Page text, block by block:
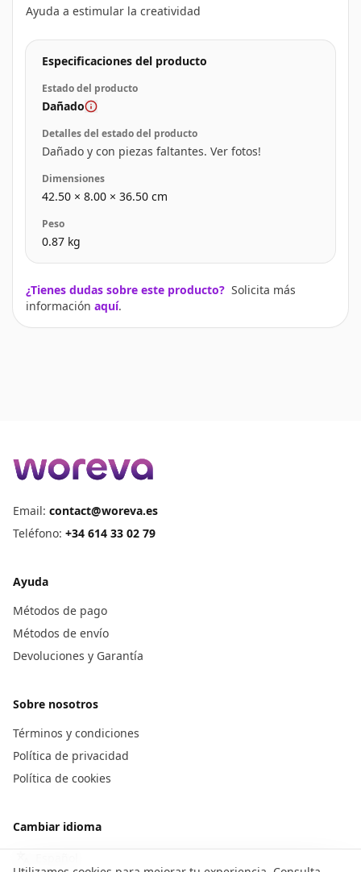
Ayuda a estimular la creatividad
Especificaciones del producto
Estado del producto
Dañado
Detalles del estado del producto
Dañado y con piezas faltantes. Ver fotos!
Dimensiones
42.50 × 8.00 × 36.50 cm
Peso
0.87 kg
¿Tienes dudas sobre este producto? Solicita más
información aquí.
Email: contact@woreva.es
Teléfono: +34 614 33 02 79
Ayuda
Métodos de pago
Métodos de envío
Devoluciones y Garantía
Sobre nosotros
Términos y condiciones
Política de privacidad
Política de cookies
Cambiar idioma